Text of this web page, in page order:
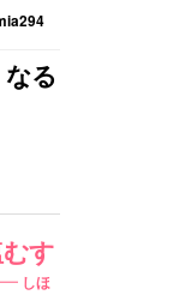
る
す
しほ